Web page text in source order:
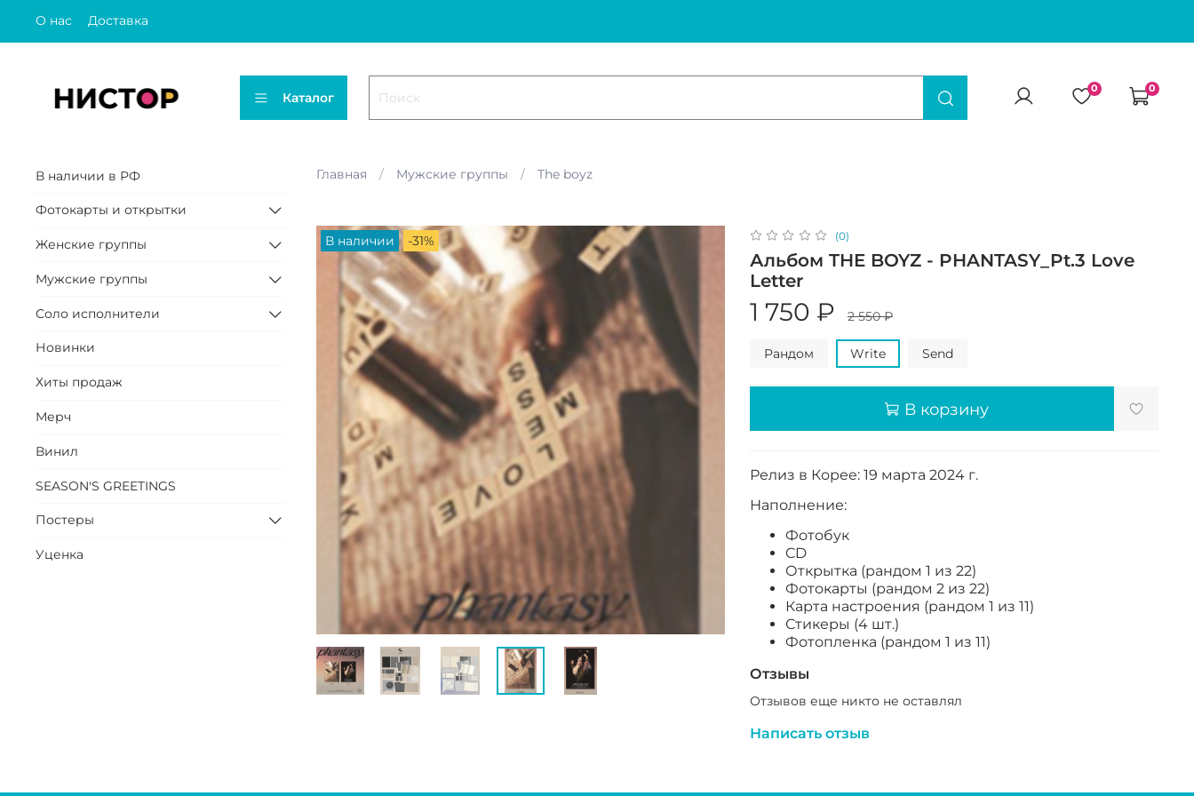
О нас Доставка
Каталог
0 0
Главная Мужские группы The boyz
В наличии -31% (0)
Альбом THE BOYZ - PHANTASY_Pt.3 Love
Letter
1 750 ₽ 2 550 ₽
Рандом Write Send
В корзину
Релиз в Корее: 19 марта 2024 г.
Наполнение:
Фотобук
CD
Открытка (рандом 1 из 22)
Фотокарты (рандом 2 из 22)
Карта настроения (рандом 1 из 11)
Стикеры (4 шт.)
Фотопленка (рандом 1 из 11)
Отзывы
Отзывов еще никто не оставлял
Написать отзыв
В наличии в РФ
Фотокарты и открытки
Женские группы
Мужские группы
Соло исполнители
Новинки
Хиты продаж
Мерч
Винил
SEASON'S GREETINGS
Постеры
Уценка